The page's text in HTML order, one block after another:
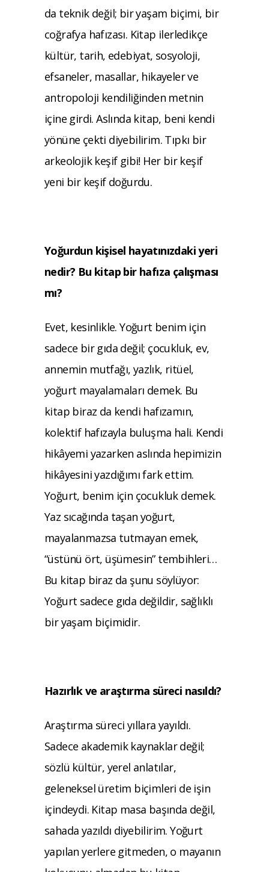
da teknik değil; bir yaşam biçimi, bir
coğrafya hafızası. Kitap ilerledikçe
kültür, tarih, edebiyat, sosyoloji,
efsaneler, masallar, hikayeler ve
antropoloji kendiliğinden metnin
içine girdi. Aslında kitap, beni kendi
yönüne çekti diyebilirim. Tıpkı bir
arkeolojik keşif gibi! Her bir keşif
yeni bir keşif doğurdu.
Yoğurdun kişisel hayatınızdaki yeri
nedir? Bu kitap bir hafıza çalışması
mı?
Evet, kesinlikle. Yoğurt benim için
sadece bir gıda değil; çocukluk, ev,
annemin mutfağı, yazlık, ritüel,
yoğurt mayalamaları demek. Bu
kitap biraz da kendi hafızamın,
kolektif hafızayla buluşma hali. Kendi
hikâyemi yazarken aslında hepimizin
hikâyesini yazdığımı fark ettim.
Yoğurt, benim için çocukluk demek.
Yaz sıcağında taşan yoğurt,
mayalanmazsa tutmayan emek,
“üstünü ört, üşümesin” tembihleri…
Bu kitap biraz da şunu söylüyor:
Yoğurt sadece gıda değildir, sağlıklı
bir yaşam biçimidir.
Hazırlık ve araştırma süreci nasıldı?
Araştırma süreci yıllara yayıldı.
Sadece akademik kaynaklar değil;
sözlü kültür, yerel anlatılar,
geleneksel üretim biçimleri de işin
içindeydi. Kitap masa başında değil,
sahada yazıldı diyebilirim. Yoğurt
yapılan yerlere gitmeden, o mayanın